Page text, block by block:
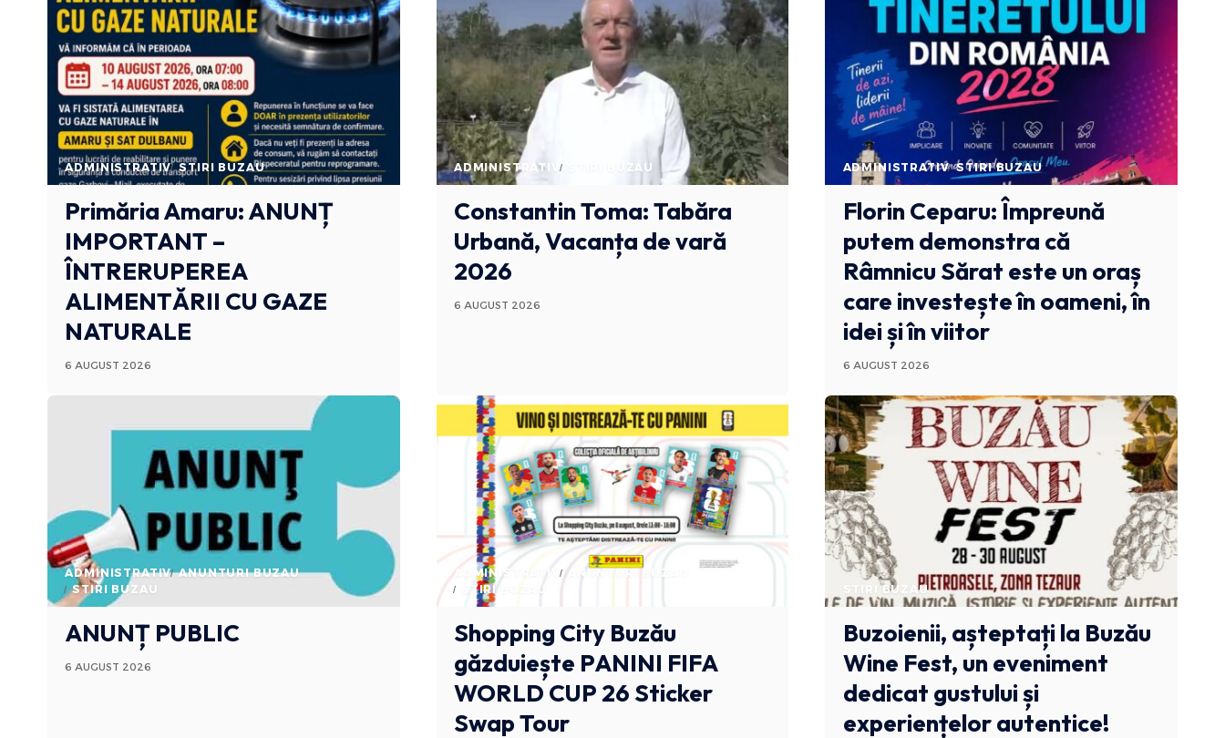
ADMINISTRATIV STIRI BUZAU
Primăria Amaru: ANUNȚ
IMPORTANT –
ÎNTRERUPEREA
ALIMENTĂRII CU GAZE
NATURALE
6 AUGUST 2026
ADMINISTRATIV STIRI BUZAU
Constantin Toma: Tabăra
Urbană, Vacanța de vară
2026
6 AUGUST 2026
ADMINISTRATIV STIRI BUZAU
Florin Ceparu: Împreună
putem demonstra că
Râmnicu Sărat este un oraș
care investește în oameni, în
idei și în viitor
6 AUGUST 2026
ADMINISTRATIV ANUNTURI BUZAU
STIRI BUZAU
ANUNȚ PUBLIC
6 AUGUST 2026
ADMINISTRATIV ANUNTURI BUZAU
STIRI BUZAU
Shopping City Buzău
găzduiește PANINI FIFA
WORLD CUP 26 Sticker
Swap Tour
STIRI BUZAU
Buzoienii, așteptați la Buzău
Wine Fest, un eveniment
dedicat gustului și
experiențelor autentice!